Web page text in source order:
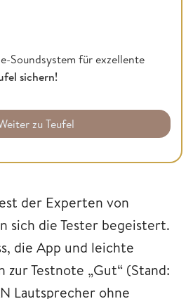
Soundsystem für exzellente
sichern!
zu Teufel
der Experten von
sich die Tester begeistert.
die App und leichte
Testnote „Gut“ (Stand:
Lautsprecher ohne